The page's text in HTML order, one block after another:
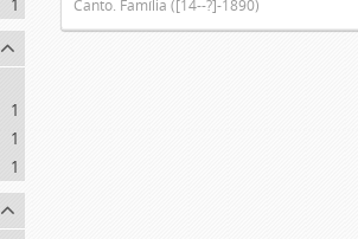
1
1
1
1
Canto. Família ([14--?]-1890)